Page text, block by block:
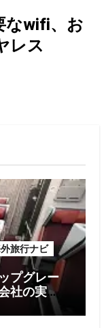
なwifi、お
レス
旅行ナビ
プグレー
社の実
【2026年